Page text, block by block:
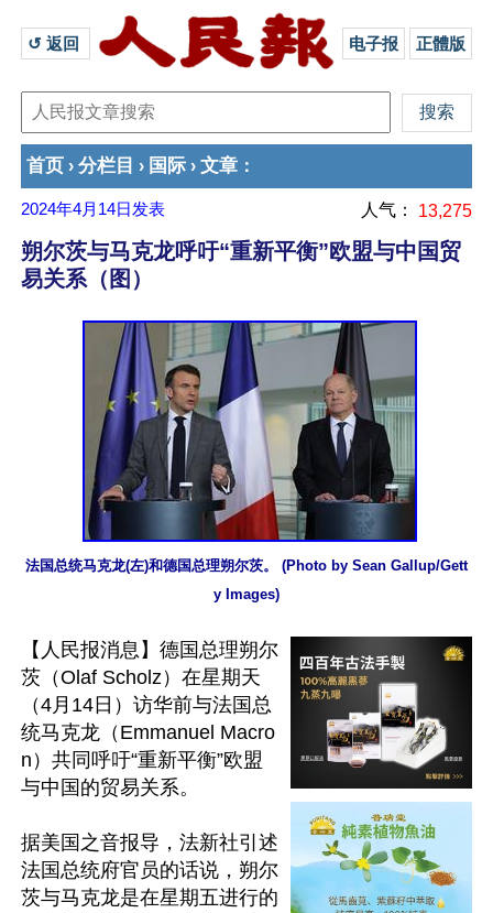
↺ 返回 电子报 正體版
首页 › 分栏目 › 国际 › 文章 ：
2024年4月14日 发表 人气： 13,275
朔尔茨与马克龙呼吁“重新平衡”欧盟与中国贸
易关系（图）
法国总统马克龙(左)和德国总理朔尔茨。 (Photo by Sean Gallup/Gett
y Images)
【人民报消息】德国总理朔尔
茨（Olaf Scholz）在星期天
（4月14日）访华前与法国总
统马克龙（Emmanuel Macro
n）共同呼吁“重新平衡”欧盟
与中国的贸易关系。
据美国之音报导，法新社引述
法国总统府官员的话说，朔尔
茨与马克龙是在星期五进行的